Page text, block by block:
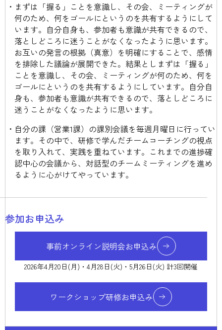
まずは「握る」ことを意識し、その会、ミーティングが
何のため、何をゴールにというのを共有するようにして
います。自分自身も、参加者も意識が共有できるので、
落としどころに迷うことがなくなったように思います。
お互いの発言の根拠（真意）を明確にすることで、感情
を排除した議論が展開できた。結果としまずは「握る」
ことを意識し、その会、ミーティングが何のため、何を
ゴールにというのを共有するようにしています。自分自
身も、参加者も意識が共有できるので、落としどころに
迷うことがなくなったように思います。
自分の課（営業1課）の課別会議を毎週月曜日に行ってい
ます。その中で、研修で学んだチームコーチングの視点
を取り入れて、実践を重ねています。これまでの進捗確
認中心の会議から、対話型のチームミーティングを進め
るように心がけてやっています。
参加お申込み
事前オンライン説明会お申込み
2026年4月20日(月)・4月28日(火)・5月26日(火) 計3回開催
ワークショップ研修お申込み